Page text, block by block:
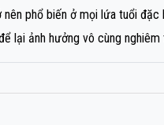
phổ biến ở mọi lứa tuổi
lại ảnh hưởng vô cùng nghiêm